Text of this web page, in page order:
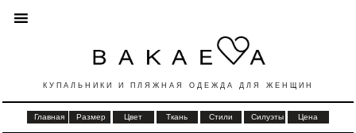
КУПАЛЬНИКИ И ПЛЯЖНАЯ ОДЕЖДА ДЛЯ ЖЕНЩИН
Главная Размер Цвет Ткань Стили Силуэты Цена